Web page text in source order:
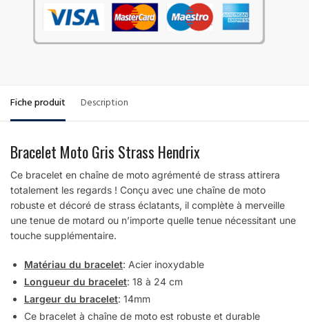
Fiche produit Description
Bracelet Moto Gris Strass Hendrix
Ce bracelet en chaîne de moto agrémenté de strass attirera
totalement les regards ! Conçu avec une chaîne de moto
robuste et décoré de strass éclatants, il complète à merveille
une tenue de motard ou n’importe quelle tenue nécessitant une
touche supplémentaire.
Matériau du bracelet: Acier inoxydable
Longueur du bracelet: 18 à 24 cm
Largeur du bracelet: 14mm
Ce bracelet à chaîne de moto est robuste et durable